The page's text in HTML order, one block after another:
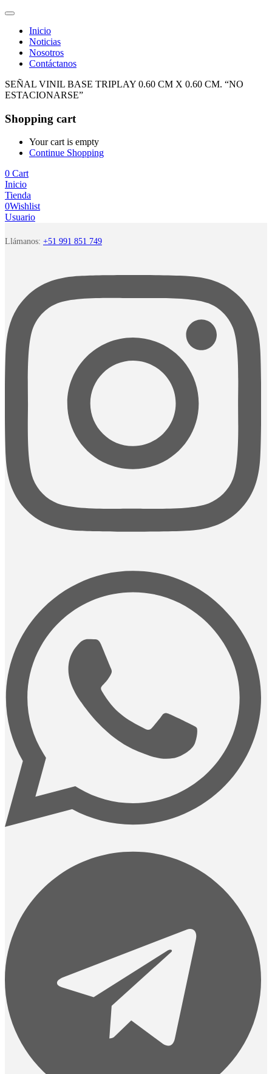
Inicio
Noticias
Nosotros
Contáctanos
SEÑAL VINIL BASE TRIPLAY 0.60 CM X 0.60 CM. “NO
ESTACIONARSE”
Shopping cart
Your cart is empty
Continue Shopping
0 Cart
Inicio
Tienda
0Wishlist
Usuario
Llámanos: +51 991 851 749